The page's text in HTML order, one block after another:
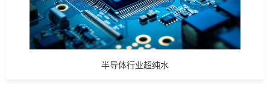
半导体行业超纯水